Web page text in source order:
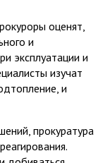
оценят,
и
эксплуатации и
изучат
и
прокуратура